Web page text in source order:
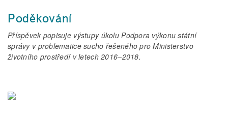
Poděkování
Příspěvek popisuje výstupy úkolu Podpora výkonu státní
správy v problematice sucho řešeného pro Ministerstvo
životního prostředí v letech 2016–2018.